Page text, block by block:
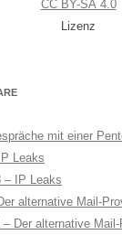
CC BY-SA 4.0
Lizenz
mit einer
Leaks
– IP Leaks
alternative Mail-
– Der alternative